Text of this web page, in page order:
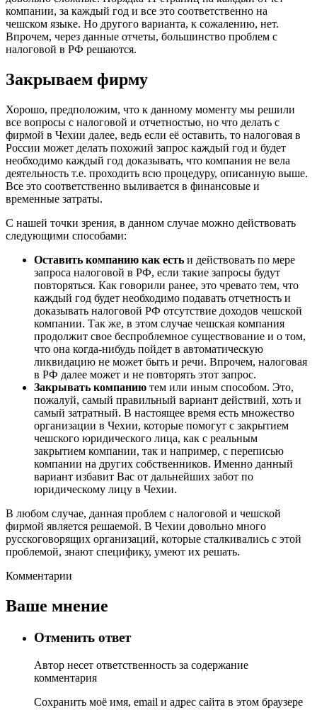
компании, за каждый год и все это соответственно на
чешском языке. Но другого варианта, к сожалению, нет.
Впрочем, через данные отчеты, большинство проблем с
налоговой в РФ решаются.
Закрываем фирму
Хорошо, предположим, что к данному моменту мы решили
все вопросы с налоговой и отчетностью, но что делать с
фирмой в Чехии далее, ведь если её оставить, то налоговая в
России может делать похожий запрос каждый год и будет
необходимо каждый год доказывать, что компания не вела
деятельность т.е. проходить всю процедуру, описанную выше.
Все это соответственно выливается в финансовые и
временные затраты.
С нашей точки зрения, в данном случае можно действовать
следующими способами:
Оставить компанию как есть и действовать по мере
запроса налоговой в РФ, если такие запросы будут
повторяться. Как говорили ранее, это чревато тем, что
каждый год будет необходимо подавать отчетность и
доказывать налоговой РФ отсутствие доходов чешской
компании. Так же, в этом случае чешская компания
продолжит свое беспроблемное существование и о том,
что она когда-нибудь пойдет в автоматическую
ликвидацию не может быть и речи. Впрочем, налоговая
в РФ далее может и не повторять этот запрос.
Закрывать компанию тем или иным способом. Это,
пожалуй, самый правильный вариант действий, хоть и
самый затратный. В настоящее время есть множество
организации в Чехии, которые помогут с закрытием
чешского юридического лица, как с реальным
закрытием компании, так и например, с переписью
компании на других собственников. Именно данный
вариант избавит Вас от дальнейших забот по
юридическому лицу в Чехии.
В любом случае, данная проблем с налоговой и чешской
фирмой является решаемой. В Чехии довольно много
русскоговорящих организаций, которые сталкивались с этой
проблемой, знают специфику, умеют их решать.
Комментарии
Ваше мнение
Отменить ответ
Автор несет ответственность за содержание
комментария
Сохранить моё имя, email и адрес сайта в этом браузере